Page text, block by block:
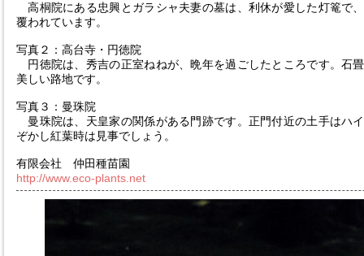
高桐院にある忠興とガラシャ夫妻の墓は、利休が愛した灯篭で
覆われています。
写真２：高台寺・円徳院
円徳院は、秀吉の正室ねねが、晩年を過ごしたところです。石
美しい路地です。
写真３：曼珠院
曼珠院は、天皇家の関係がある門跡です。正門付近の土手はハ
ぞかし紅葉時は見事でしょう。
有限会社 仲田種苗園
http://www.eco-plants.net